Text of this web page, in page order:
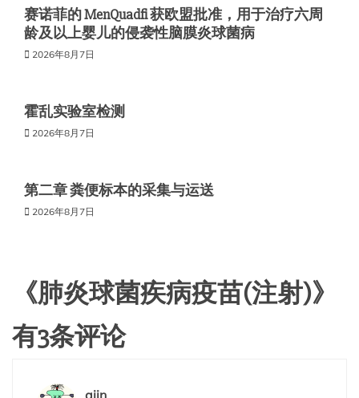
赛诺菲的 MenQuadfi 获欧盟批准，用于治疗六周
龄及以上婴儿的侵袭性脑膜炎球菌病
2026年8月7日
霍乱实验室检测
2026年8月7日
第二章 粪便标本的采集与运送
2026年8月7日
《肺炎球菌疾病疫苗(注射)》
有3条评论